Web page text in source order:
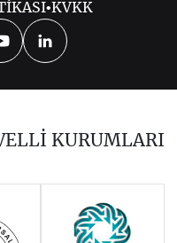
2024
2021
•KVKK
KURUMLARI